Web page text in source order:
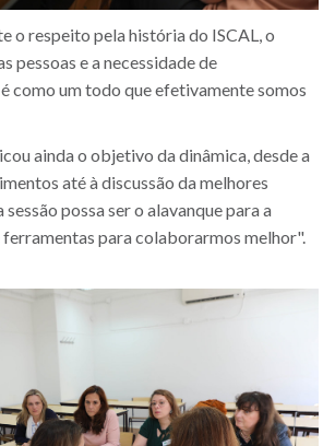
o respeito pela história do ISCAL, o
pessoas e a necessidade de
como um todo que efetivamente somos
ainda o objetivo da dinâmica, desde a
até à discussão da melhores
possa ser o alavanque para a
ferramentas para colaborarmos melhor".